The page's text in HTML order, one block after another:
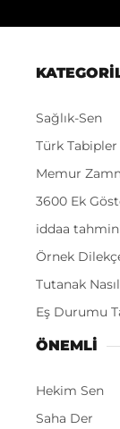
Sağlık-Sen
Türk
Memur
3600 Ek
iddaa
Örnek
Tutanak Nasıl
Eş Durumu
ÖNEMLI
Hekim Sen
Saha Der